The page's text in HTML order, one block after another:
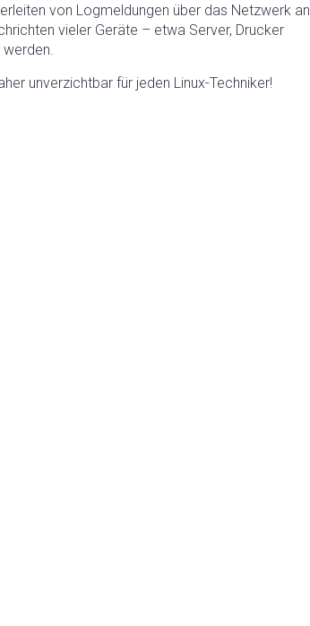
von Logmeldungen über das Netzwerk an
vieler Geräte – etwa Server, Drucker
unverzichtbar für jeden Linux-Techniker!